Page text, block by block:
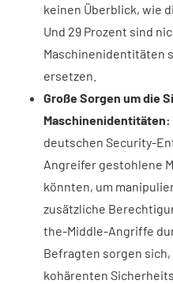
keinen Überblick, wie
Und 29 Prozent sind
Maschinenidentitäten
ersetzen.
Große Sorgen um die
Maschinenidentitäten:
deutschen Security-
Angreifer gestohlene
könnten, um
zusätzliche
the-Middle-Angriffe
Befragten sorgen
kohärenten